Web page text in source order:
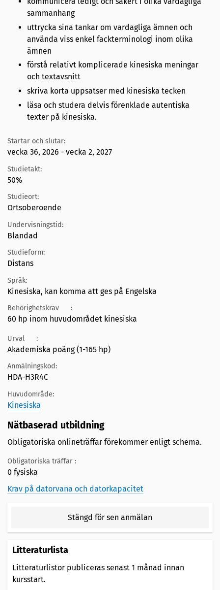
sammanhang
uttrycka sina tankar om vardagliga ämnen och
använda viss enkel fackterminologi inom olika
ämnen
förstå relativt komplicerade kinesiska meningar
och textavsnitt
skriva korta uppsatser med kinesiska tecken
läsa och studera delvis förenklade autentiska
texter på kinesiska.
Startar och slutar:
vecka 36, 2026 - vecka 2, 2027
Studietakt:
50%
Studieort:
Ortsoberoende
Undervisningstid:
Blandad
Studieform:
Distans
Språk:
Kinesiska, kan komma att ges på Engelska
Behörighetskrav :
60 hp inom huvudområdet kinesiska
Urval :
Akademiska poäng (1-165 hp)
Anmälningskod:
HDA-H3R4C
Huvudområde:
Kinesiska
Nätbaserad utbildning
Obligatoriska onlineträffar förekommer enligt schema.
Obligatoriska träffar :
0 fysiska
Krav på datorvana och datorkapacitet
Stängd för sen anmälan
Litteraturlista
Litteraturlistor publiceras senast 1 månad innan
kursstart.